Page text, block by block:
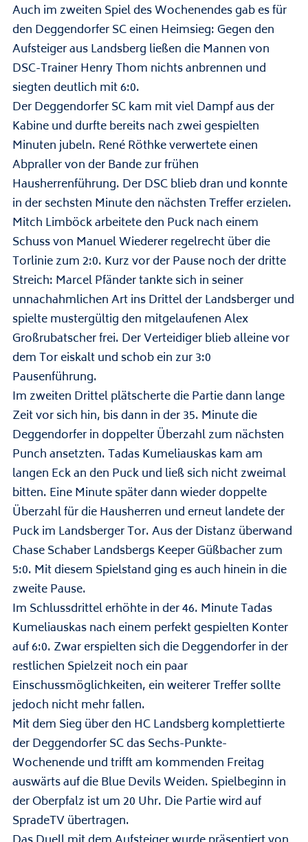
Auch im zweiten Spiel des Wochenendes gab es für
den Deggendorfer SC einen Heimsieg: Gegen den
Aufsteiger aus Landsberg ließen die Mannen von
DSC-Trainer Henry Thom nichts anbrennen und
siegten deutlich mit 6:0.
Der Deggendorfer SC kam mit viel Dampf aus der
Kabine und durfte bereits nach zwei gespielten
Minuten jubeln. René Röthke verwertete einen
Abpraller von der Bande zur frühen
Hausherrenführung. Der DSC blieb dran und konnte
in der sechsten Minute den nächsten Treffer erzielen.
Mitch Limböck arbeitete den Puck nach einem
Schuss von Manuel Wiederer regelrecht über die
Torlinie zum 2:0. Kurz vor der Pause noch der dritte
Streich: Marcel Pfänder tankte sich in seiner
unnachahmlichen Art ins Drittel der Landsberger und
spielte mustergültig den mitgelaufenen Alex
Großrubatscher frei. Der Verteidiger blieb alleine vor
dem Tor eiskalt und schob ein zur 3:0
Pausenführung.
Im zweiten Drittel plätscherte die Partie dann lange
Zeit vor sich hin, bis dann in der 35. Minute die
Deggendorfer in doppelter Überzahl zum nächsten
Punch ansetzten. Tadas Kumeliauskas kam am
langen Eck an den Puck und ließ sich nicht zweimal
bitten. Eine Minute später dann wieder doppelte
Überzahl für die Hausherren und erneut landete der
Puck im Landsberger Tor. Aus der Distanz überwand
Chase Schaber Landsbergs Keeper Güßbacher zum
5:0. Mit diesem Spielstand ging es auch hinein in die
zweite Pause.
Im Schlussdrittel erhöhte in der 46. Minute Tadas
Kumeliauskas nach einem perfekt gespielten Konter
auf 6:0. Zwar erspielten sich die Deggendorfer in der
restlichen Spielzeit noch ein paar
Einschussmöglichkeiten, ein weiterer Treffer sollte
jedoch nicht mehr fallen.
Mit dem Sieg über den HC Landsberg komplettierte
der Deggendorfer SC das Sechs-Punkte-
Wochenende und trifft am kommenden Freitag
auswärts auf die Blue Devils Weiden. Spielbeginn in
der Oberpfalz ist um 20 Uhr. Die Partie wird auf
SpradeTV übertragen.